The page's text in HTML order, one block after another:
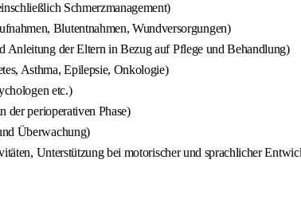
Schmerzmanagement)
Blutentnahmen, Wundversorgungen)
Anleitung der Eltern in Bezug auf Pflege und Behandlung)
Asthma, Epilepsie, Onkologie)
etc.)
der perioperativen Phase)
Überwachung)
Unterstützung bei motorischer und sprachlicher